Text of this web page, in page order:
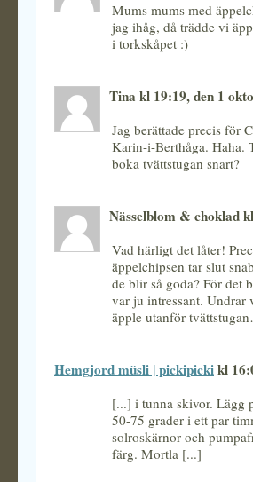
Mums mums med
jag ihåg, då trädde vi
i torkskåpet :)
Tina kl 19:19, den 1
Jag berättade precis för
Karin-i-Berthåga. Haha.
boka tvättstugan snart?
Nässelblom & choklad
Vad härligt det låter!
äppelchipsen tar slut
de blir så goda? För det
var ju intressant. Undrar
äpple utanför
Hemgjord müsli | pickipickikl
[...] i tunna skivor. Lägg
50-75 grader i ett par
solroskärnor och
färg. Mortla [...]